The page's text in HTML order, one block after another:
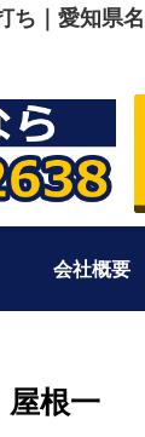
ち｜愛知
会社概要
屋根一